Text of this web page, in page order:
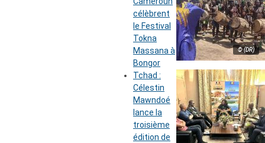
© (DR)
célèbrent
le Festival
Tokna
Massana à
Bongor
Tchad :
Célestin
Mawndoé
lance la
troisième
édition de